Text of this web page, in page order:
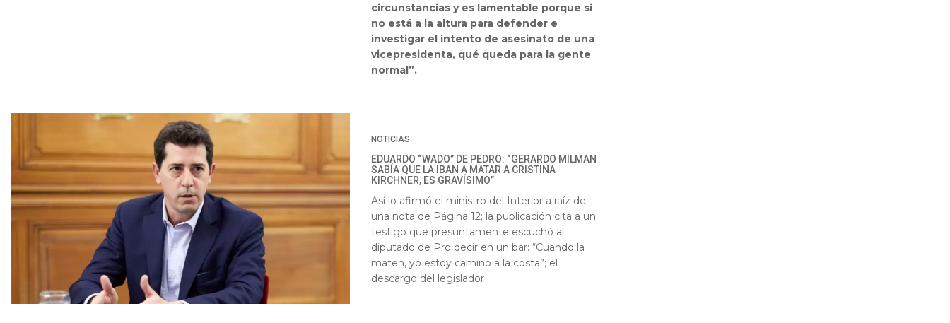
circunstancias y es lamentable porque si
no está a la altura para defender e
investigar el intento de asesinato de una
vicepresidenta, qué queda para la gente
normal”.
NOTICIAS
EDUARDO “WADO” DE PEDRO: “GERARDO MILMAN
SABÍA QUE LA IBAN A MATAR A CRISTINA
KIRCHNER, ES GRAVÍSIMO”
Así lo afirmó el ministro del Interior a raíz de
una nota de Página 12; la publicación cita a un
testigo que presuntamente escuchó al
diputado de Pro decir en un bar: “Cuando la
maten, yo estoy camino a la costa”; el
descargo del legislador